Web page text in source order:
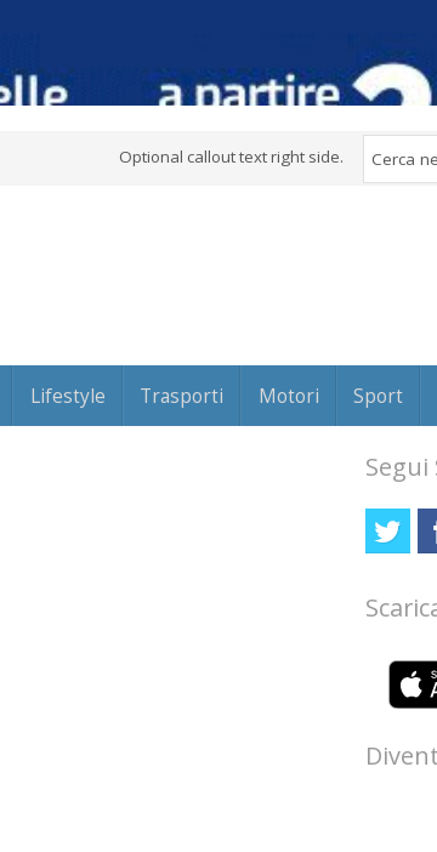
Optional callout text right side.
Lifestyle Trasporti Motori Sport